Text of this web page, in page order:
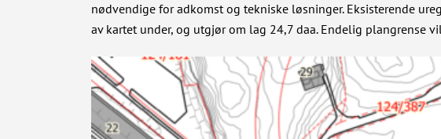
nødvendige for adkomst og tekniske løsninger. Eksisterende
av kartet under, og utgjør om lag 24,7 daa. Endelig plangrense